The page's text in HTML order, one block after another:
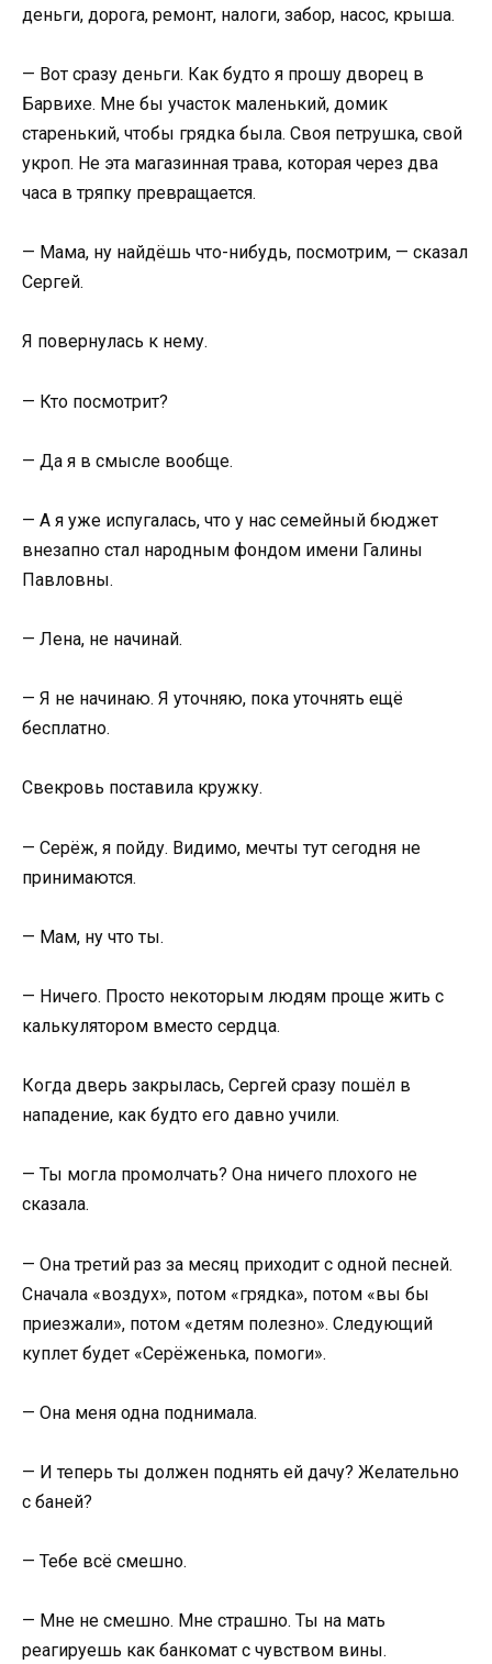
деньги, дорога, ремонт, налоги, забор, насос, крыша.
— Вот сразу деньги. Как будто я прошу дворец в
Барвихе. Мне бы участок маленький, домик
старенький, чтобы грядка была. Своя петрушка, свой
укроп. Не эта магазинная трава, которая через два
часа в тряпку превращается.
— Мама, ну найдёшь что-нибудь, посмотрим, — сказал
Сергей.
Я повернулась к нему.
— Кто посмотрит?
— Да я в смысле вообще.
— А я уже испугалась, что у нас семейный бюджет
внезапно стал народным фондом имени Галины
Павловны.
— Лена, не начинай.
— Я не начинаю. Я уточняю, пока уточнять ещё
бесплатно.
Свекровь поставила кружку.
— Серёж, я пойду. Видимо, мечты тут сегодня не
принимаются.
— Мам, ну что ты.
— Ничего. Просто некоторым людям проще жить с
калькулятором вместо сердца.
Когда дверь закрылась, Сергей сразу пошёл в
нападение, как будто его давно учили.
— Ты могла промолчать? Она ничего плохого не
сказала.
— Она третий раз за месяц приходит с одной песней.
Сначала «воздух», потом «грядка», потом «вы бы
приезжали», потом «детям полезно». Следующий
куплет будет «Серёженька, помоги».
— Она меня одна поднимала.
— И теперь ты должен поднять ей дачу? Желательно
с баней?
— Тебе всё смешно.
— Мне не смешно. Мне страшно. Ты на мать
реагируешь как банкомат с чувством вины.